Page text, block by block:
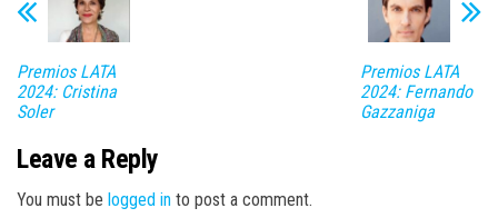
Premios LATA
2024: Cristina
Soler
Premios LATA
2024: Fernando
Gazzaniga
Leave a Reply
You must be logged in to post a comment.